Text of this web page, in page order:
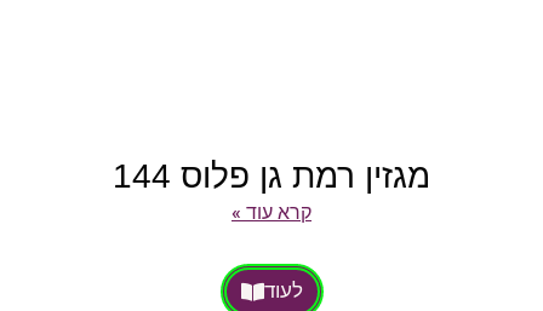
מגזין רמת גן פלוס 144
קרא עוד »
לעוד